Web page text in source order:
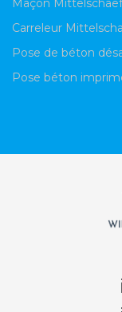
Maçon
Carreleur
Pose de béton
Pose béton